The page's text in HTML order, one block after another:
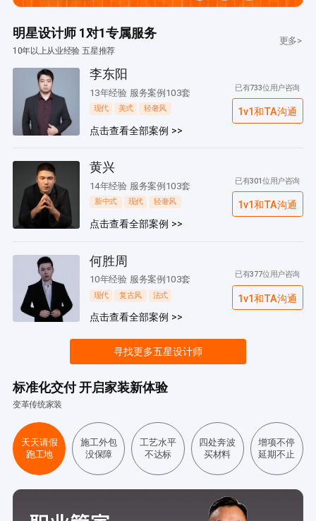
明星设计师 1对1专属服务
10年以上从业经验 五星推荐
更多>
李东阳
13年经验 服务案例103套
现代 美式 轻奢风
点击查看全部案例 >>
已有733位用户咨询
1v1和TA沟通
黄兴
14年经验 服务案例103套
新中式 现代 轻奢风
点击查看全部案例 >>
已有301位用户咨询
1v1和TA沟通
何胜周
10年经验 服务案例103套
现代 复古风 法式
点击查看全部案例 >>
已有377位用户咨询
1v1和TA沟通
寻找更多五星设计师
标准化交付 开启家装新体验
变革传统家装
天天请假
跑工地
施工外包
没保障
工艺水平
不达标
四处奔波
买材料
增项不停
延期不止